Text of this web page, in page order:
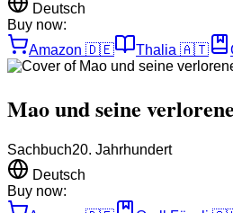
Deutsch
Buy now:
Amazon 🇩🇪 Thalia 🇦🇹
Mao und seine
Sachbuch20. Jahrhundert
Deutsch
Buy now: